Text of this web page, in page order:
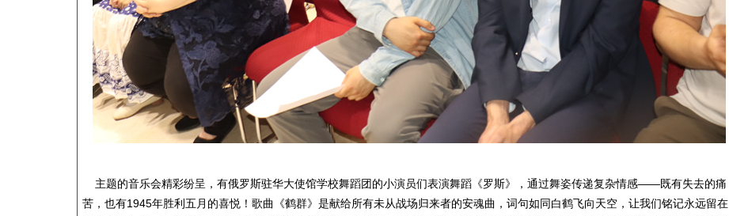
主题的音乐会精彩纷呈，有俄罗斯驻华大使馆学校舞蹈团的小演员们表演舞蹈《罗斯》，通过舞姿传递复杂情感——既有失去的痛
苦，也有1945年胜利五月的喜悦！歌曲《鹤群》是献给所有未从战场归来者的安魂曲，词句如同白鹤飞向天空，让我们铭记永远留在